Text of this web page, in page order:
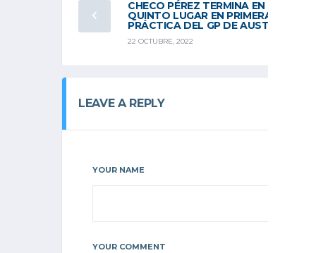
CHECO PÉREZ TERMINA EN EL
QUINTO LUGAR EN PRIMERA
PRÁCTICA DEL GP DE AUSTIN DE F1
22 OCTUBRE, 2022
LEAVE A REPLY
YOUR NAME
YOUR COMMENT